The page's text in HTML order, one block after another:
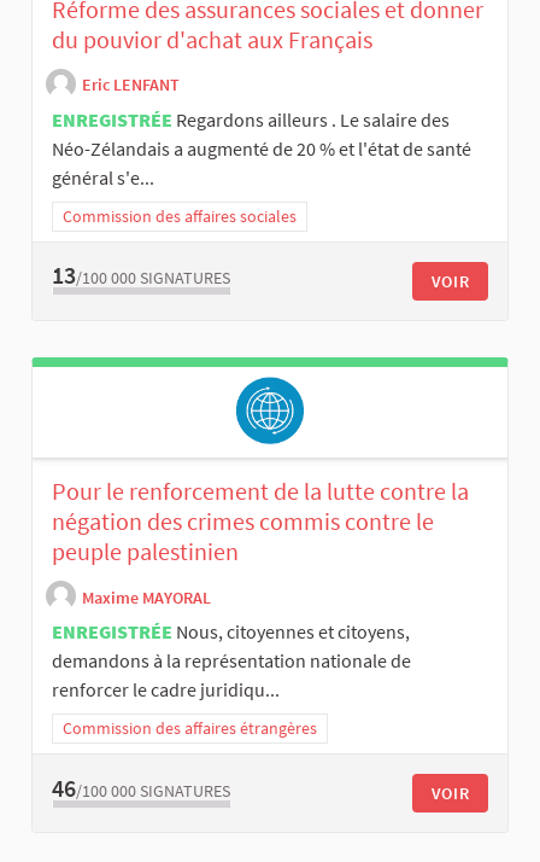
Réforme des assurances sociales et donner
du pouvior d'achat aux Français
Eric LENFANT
ENREGISTRÉE Regardons ailleurs . Le salaire des
Néo-Zélandais a augmenté de 20 % et l'état de santé
général s'e...
Commission des affaires sociales
13/100 000 SIGNATURES VOIR
Pour le renforcement de la lutte contre la
négation des crimes commis contre le
peuple palestinien
Maxime MAYORAL
ENREGISTRÉE Nous, citoyennes et citoyens,
demandons à la représentation nationale de
renforcer le cadre juridiqu...
Commission des affaires étrangères
46/100 000 SIGNATURES VOIR